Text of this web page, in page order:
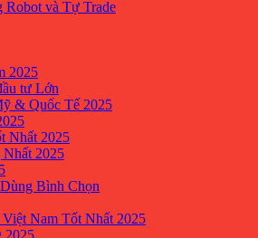
Robot và Tự Trade
2025
tư Lớn
& Quốc Tế 2025
Nhất 2025
2025
Bình Chọn
Nam Tốt Nhất 2025
2025